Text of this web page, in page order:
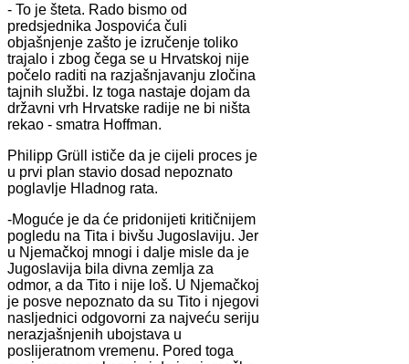
- To je šteta. Rado bismo od
predsjednika Jospovića čuli
objašnjenje zašto je izručenje toliko
trajalo i zbog čega se u Hrvatskoj nije
počelo raditi na razjašnjavanju zločina
tajnih službi. Iz toga nastaje dojam da
državni vrh Hrvatske radije ne bi ništa
rekao - smatra Hoffman.
Philipp Grüll ističe da je cijeli proces je
u prvi plan stavio dosad nepoznato
poglavlje Hladnog rata.
-Moguće je da će pridonijeti kritičnijem
pogledu na Tita i bivšu Jugoslaviju. Jer
u Njemačkoj mnogi i dalje misle da je
Jugoslavija bila divna zemlja za
odmor, a da Tito i nije loš. U Njemačkoj
je posve nepoznato da su Tito i njegovi
nasljednici odgovorni za najveću seriju
nerazjašnjenih ubojstava u
poslijeratnom vremenu. Pored toga